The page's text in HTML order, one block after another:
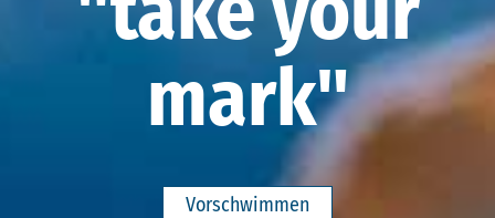
mark"
Vorschwimmen